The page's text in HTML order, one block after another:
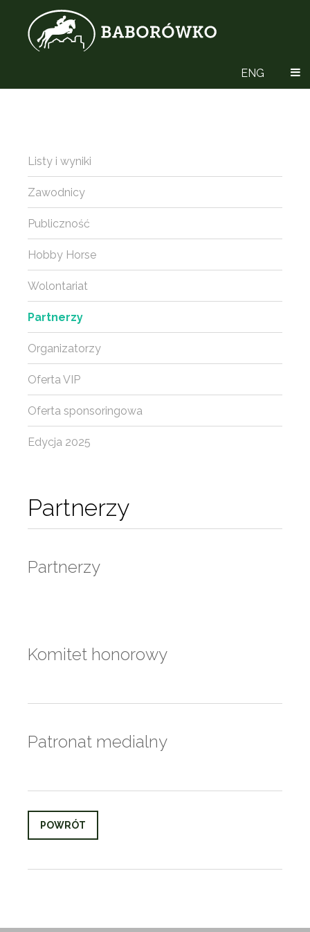
ENG
Partnerzy
Partnerzy
Komitet honorowy
Patronat medialny
POWRÓT
Listy i wyniki
Zawodnicy
Publiczność
Hobby Horse
Wolontariat
Partnerzy
Organizatorzy
Oferta VIP
Oferta sponsoringowa
Edycja 2025